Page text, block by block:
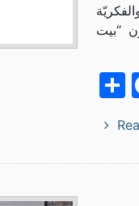
“بيت
Facebook